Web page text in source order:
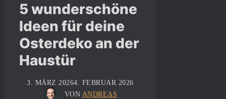
5 wunderschöne
Ideen für deine
Osterdeko an der
Haustür
3. MÄRZ 20264. FEBRUAR 2026
VON ANDREAS